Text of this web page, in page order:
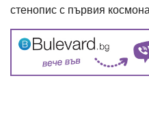
стенопис с първия